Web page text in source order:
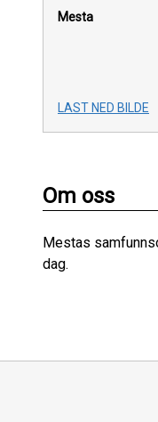
Mesta
LAST NED BILDE
Om oss
Mestas
dag.